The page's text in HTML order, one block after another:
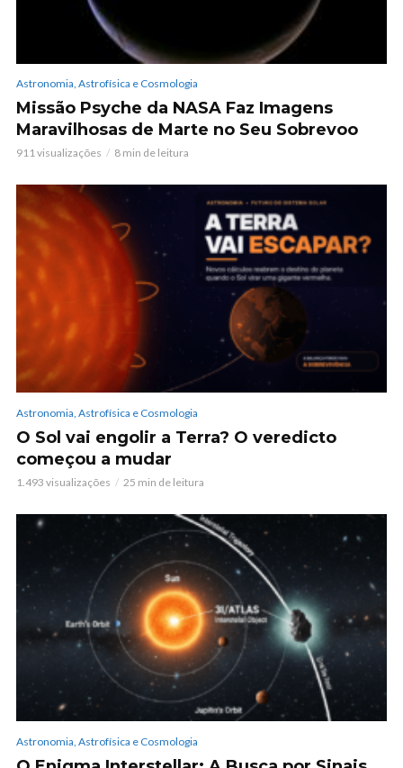
Astronomia, Astrofísica e Cosmologia
Missão Psyche da NASA Faz Imagens
Maravilhosas de Marte no Seu Sobrevoo
911 visualizações 8 min de leitura
Astronomia, Astrofísica e Cosmologia
O Sol vai engolir a Terra? O veredicto
começou a mudar
1.493 visualizações 25 min de leitura
Astronomia, Astrofísica e Cosmologia